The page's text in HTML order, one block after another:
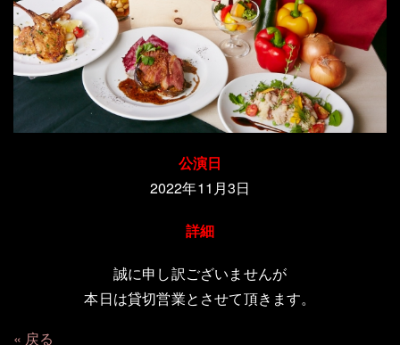
公演日
2022年11月3日
詳細
誠に申し訳ございませんが
本日は貸切営業とさせて頂きます。
戻る